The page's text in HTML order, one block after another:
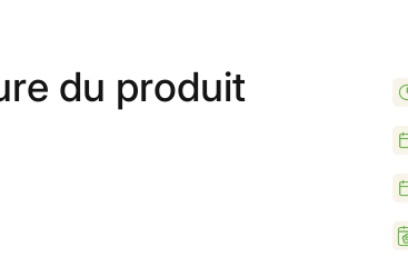
du produit